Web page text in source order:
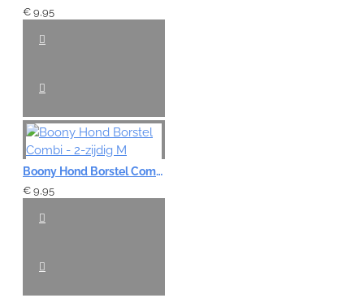
€ 9,95
Boony Hond Borstel Combi - 2-zijdig M
€ 9,95